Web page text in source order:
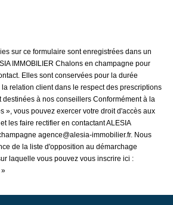
sur ce formulaire sont enregistrées dans un
IMMOBILIER Chalons en champagne pour
Elles sont conservées pour la durée
relation client dans le respect des prescriptions
destinées à nos conseillers Conformément à la
», vous pouvez exercer votre droit d'accès aux
les faire rectifier en contactant ALESIA
agence@alesia-immobilier.fr. Nous
de la liste d'opposition au démarchage
laquelle vous pouvez vous inscrire ici :
»